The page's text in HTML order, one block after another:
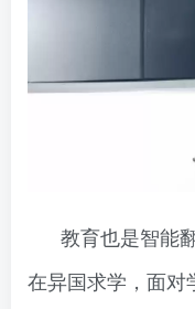
教育也是智能
在异国求学，面对